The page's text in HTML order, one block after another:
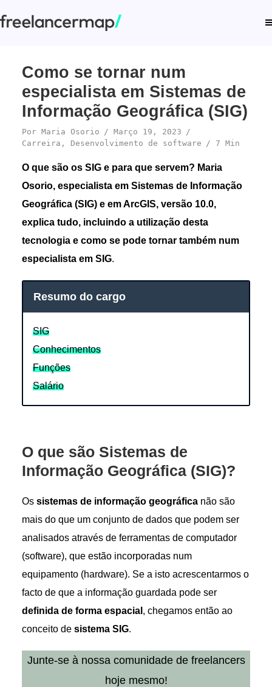
Como se tornar num
especialista em Sistemas de
Informação Geográfica (SIG)
Por Maria Osorio
Março 19, 2023
Carreira , Desenvolvimento de software 7 Min
O que são os SIG e para que servem? Maria
Osorio, especialista em Sistemas de Informação
Geográfica (SIG) e em ArcGIS, versão 10.0,
explica tudo, incluindo a utilização desta
tecnologia e como se pode tornar também num
especialista em SIG.
Resumo do cargo
SIG
Conhecimentos
Funções
Salário
O que são Sistemas de
Informação Geográfica (SIG)?
Os sistemas de informação geográficanão são
mais do que um conjunto de dados que podem ser
analisados através de ferramentas de computador
(software), que estão incorporadas num
equipamento (hardware). Se a isto acrescentarmos o
facto de que a informação guardada pode ser
definida de forma espacial , chegamos então ao
conceito de sistema SIG.
Junte-se à nossa comunidade de freelancers
hoje mesmo!